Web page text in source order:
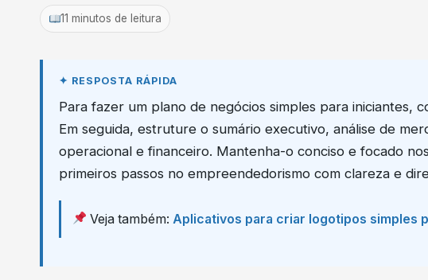
11 minutos de leitura
Para fazer um plano de negócios simples para iniciantes,
Em seguida, estruture o sumário executivo, análise de
operacional e financeiro. Mantenha-o conciso e focado
primeiros passos no empreendedorismo com clareza e
Veja também: Aplicativos para criar logotipos simples